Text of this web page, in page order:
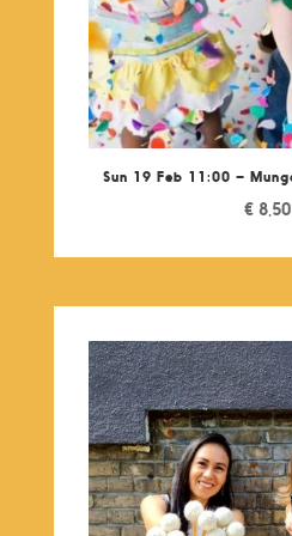
Sun 19 Feb 11:00 –
€ 8,50